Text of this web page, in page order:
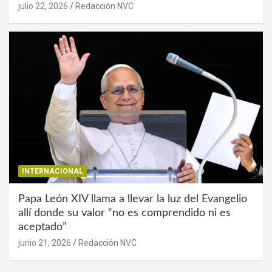
julio 22, 2026 Redacción NVC
INTERNACIONAL
Papa León XIV llama a llevar la luz del Evangelio
allí donde su valor “no es comprendido ni es
aceptado”
junio 21, 2026 Redacción NVC